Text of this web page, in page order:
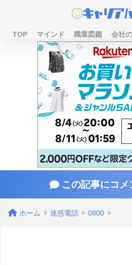
TOP マインド 職業図鑑 会社
この記事にコメ
ホーム 迷惑電話 0800